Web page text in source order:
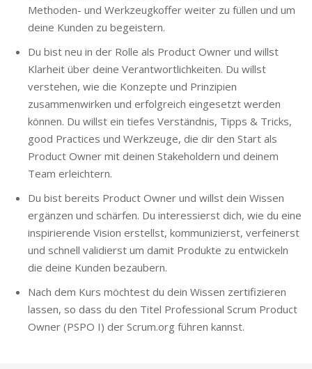
Methoden- und Werkzeugkoffer weiter zu füllen und um
deine Kunden zu begeistern.
Du bist neu in der Rolle als Product Owner und willst
Klarheit über deine Verantwortlichkeiten. Du willst
verstehen, wie die Konzepte und Prinzipien
zusammenwirken und erfolgreich eingesetzt werden
können. Du willst ein tiefes Verständnis, Tipps & Tricks,
good Practices und Werkzeuge, die dir den Start als
Product Owner mit deinen Stakeholdern und deinem
Team erleichtern.
Du bist bereits Product Owner und willst dein Wissen
ergänzen und schärfen. Du interessierst dich, wie du eine
inspirierende Vision erstellst, kommunizierst, verfeinerst
und schnell validierst um damit Produkte zu entwickeln
die deine Kunden bezaubern.
Nach dem Kurs möchtest du dein Wissen zertifizieren
lassen, so dass du den Titel Professional Scrum Product
Owner (PSPO I) der Scrum.org führen kannst.